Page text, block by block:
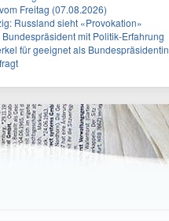
Freitag (07.08.2026)
Russland sieht «Provokation»
mit Politik-Erfahrung
für geeignet als Bundespräsidentin